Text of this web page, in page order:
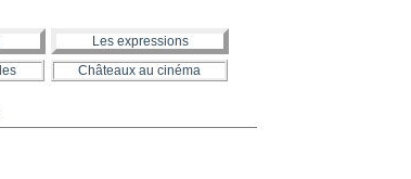
Les expressions
Châteaux au cinéma